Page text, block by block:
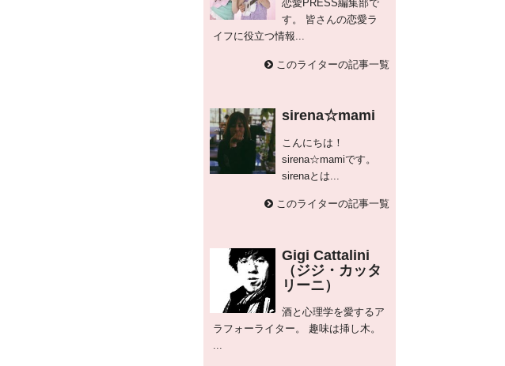
恋愛PRESS編集部で
す。 皆さんの恋愛ラ
イフに役立つ情報...
このライターの記事一覧
sirena☆mami
こんにちは！
sirena☆mamiです。
sirenaとは...
このライターの記事一覧
Gigi Cattalini
（ジジ・カッタ
リーニ）
酒と心理学を愛するア
ラフォーライター。 趣味は挿し木。
...